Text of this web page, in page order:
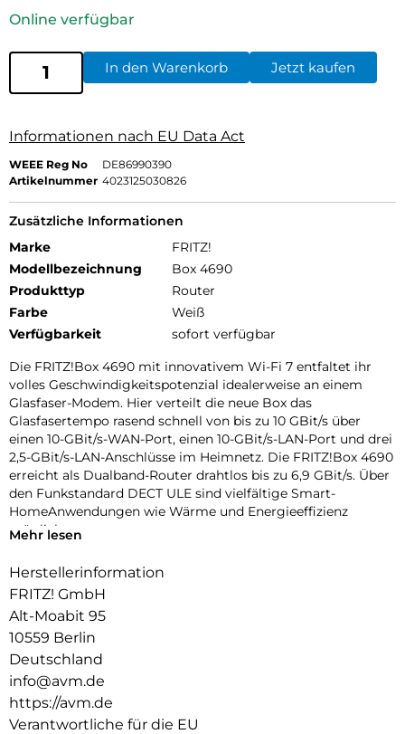
Online verfügbar
In den Warenkorb Jetzt kaufen
Informationen nach EU Data Act
WEEE Reg No
DE86990390
Artikelnummer 4023125030826
Zusätzliche Informationen
Marke
FRITZ!
Modellbezeichnung
Box 4690
Produkttyp
Router
Farbe
Weiß
Verfügbarkeit
sofort verfügbar
Die FRITZ!Box 4690 mit innovativem Wi-Fi 7 entfaltet ihr
volles Geschwindigkeitspotenzial idealerweise an einem
Glasfaser-Modem. Hier verteilt die neue Box das
Glasfasertempo rasend schnell von bis zu 10 GBit/s über
einen 10-GBit/s-WAN-Port, einen 10-GBit/s-LAN-Port und drei
2,5-GBit/s-LAN-Anschlüsse im Heimnetz. Die FRITZ!Box 4690
erreicht als Dualband-Router drahtlos bis zu 6,9 GBit/s. Über
den Funkstandard DECT ULE sind vielfältige Smart-
HomeAnwendungen wie Wärme und Energieeffizienz
möglich.
Mehr lesen
Herstellerinformation
FRITZ! GmbH
Alt-Moabit 95
10559 Berlin
Deutschland
info@avm.de
https://avm.de
Verantwortliche für die EU